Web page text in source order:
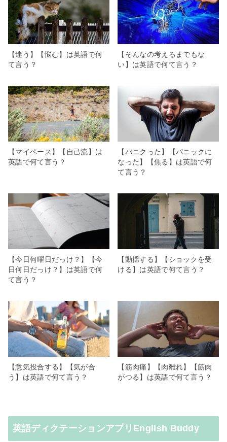
【迷う】【悩む】は英語で何
て言う？
【そんなの考えるまでもな
い】は英語で何て言う？
【マイペース】【自己流】は
英語で何て言う？
【パニクった】【パニックに
なった】【焦る】は英語で何
て言う？
【今日何曜日だっけ？】【今
日何日だっけ？】は英語で何
て言う？
【動揺する】【ショックを受
ける】は英語で何て言う？
【意気投合する】【気が合
う】は英語で何て言う？
【筋肉痛】【肉離れ】【筋肉
がつる】は英語で何て言う？
英語ディクテーションアプリEnglish Buddy